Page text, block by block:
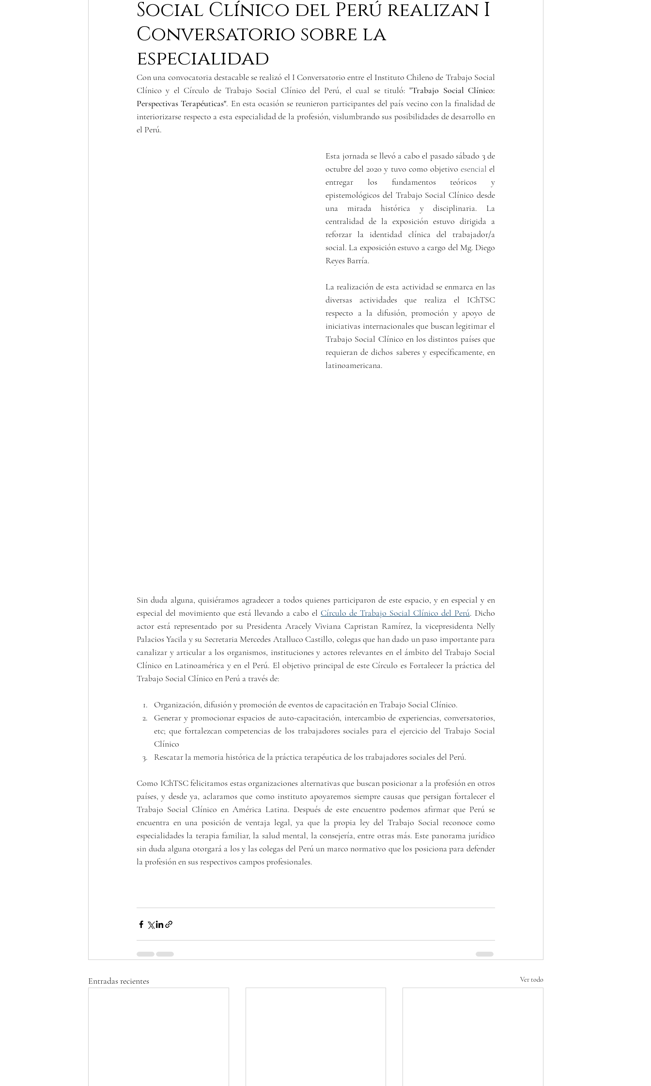
Social Clínico del Perú realizan I
Conversatorio sobre la
especialidad
Con una convocatoria destacable se realizó el I Conversatorio entre el Instituto Chileno de Trabajo Social
Clínico y el Círculo de Trabajo Social Clínico del Perú, el cual se tituló: "Trabajo Social Clínico:
Perspectivas Terapéuticas". En esta ocasión se reunieron participantes del país vecino con la finalidad de
interiorizarse respecto a esta especialidad de la profesión, vislumbrando sus posibilidades de desarrollo en
el Perú.
Esta jornada se llevó a cabo el pasado sábado 3 de
octubre del 2020 y tuvo como objetivo esencial el
entregar los fundamentos teóricos y
epistemológicos del Trabajo Social Clínico desde
una mirada histórica y disciplinaria. La
centralidad de la exposición estuvo dirigida a
reforzar la identidad clínica del trabajador/a
social. La exposición estuvo a cargo del Mg. Diego
Reyes Barría.
La realización de esta actividad se enmarca en las
diversas actividades que realiza el IChTSC
respecto a la difusión, promoción y apoyo de
iniciativas internacionales que buscan legitimar el
Trabajo Social Clínico en los distintos países que
requieran de dichos saberes y específicamente, en
latinoamericana.
Sin duda alguna, quisiéramos agradecer a todos quienes participaron de este espacio, y en especial y en
especial del movimiento que está llevando a cabo el Círculo de Trabajo Social Clínico del Perú. Dicho
actor está representado por su Presidenta Aracely Viviana Capristan Ramírez, la vicepresidenta Nelly
Palacios Yacila y su Secretaria Mercedes Atalluco Castillo, colegas que han dado un paso importante para
canalizar y articular a los organismos, instituciones y actores relevantes en el ámbito del Trabajo Social
Clínico en Latinoamérica y en el Perú. El objetivo principal de este Círculo es Fortalecer la práctica del
Trabajo Social Clínico en Perú a través de:
Organización, difusión y promoción de eventos de capacitación en Trabajo Social Clínico.
Generar y promocionar espacios de auto-capacitación, intercambio de experiencias, conversatorios,
etc; que fortalezcan competencias de los trabajadores sociales para el ejercicio del Trabajo Social
Clínico
Rescatar la memoria histórica de la práctica terapéutica de los trabajadores sociales del Perú.
Como IChTSC felicitamos estas organizaciones alternativas que buscan posicionar a la profesión en otros
países, y desde ya, aclaramos que como instituto apoyaremos siempre causas que persigan fortalecer el
Trabajo Social Clínico en América Latina. Después de este encuentro podemos afirmar que Perú se
encuentra en una posición de ventaja legal, ya que la propia ley del Trabajo Social reconoce como
especialidades la terapia familiar, la salud mental, la consejería, entre otras más. Este panorama jurídico
sin duda alguna otorgará a los y las colegas del Perú un marco normativo que los posiciona para defender
la profesión en sus respectivos campos profesionales.
Entradas recientes Ver todo